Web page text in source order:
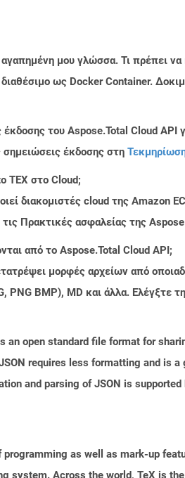
μου γλώσσα. Τι πρέπει
διαθέσιμο ως Docker Container.
του Aspose.Total Cloud API
σημειώσεις έκδοσης στη
TEX στο Cloud;
διακομιστές cloud της Amazon
Πρακτικές ασφαλείας της
από το Aspose.Total Cloud API;
μορφές αρχείων από
PNG BMP), MD και άλλα. Ελέγξτε
an open standard file format for
requires less formatting and is
and parsing of JSON is
as well as mark-up
system. Across the world, TeX is